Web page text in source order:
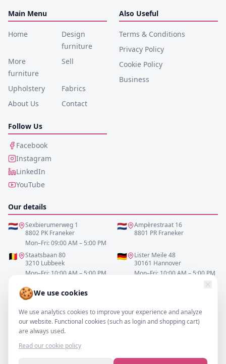
🍪We use cookies
We use analytics cookies to improve your experience and analyze
our website. Functional cookies (such as login and shopping cart)
are always used.
Read our cookie policy
Main Menu
Home
Design
furniture
More
furniture
Sell
Upholstery
Fabrics
About Us
Contact
Also Useful
Terms & Conditions
Privacy Policy
Cookie Policy
Business
Follow Us
Facebook
Instagram
LinkedIn
YouTube
Our details
🇳🇱
Sexbierumerweg 1
8802 PK Franeker
Mon–Fri: 09:00 AM – 5:00 PM
🇳🇱
Ampèrestraat 16
8801 PR Franeker
🇧🇪
Staatsbaan 80
3210 Lubbeek
Mon–Fri: 10:00 AM – 5:00 PM
🇩🇪
Lister Meile 48
30161 Hannover
Mon–Fri: 10:00 AM – 5:00 PM
0517-700521
info@resofa.nl